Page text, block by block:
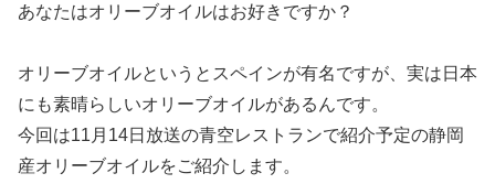
あなたはオリーブオイルはお好きですか？
オリーブオイルというとスペインが有名ですが、実は日本
にも素晴らしいオリーブオイルがあるんです。
今回は11月14日放送の青空レストランで紹介予定の静岡
産オリーブオイルをご紹介 します。